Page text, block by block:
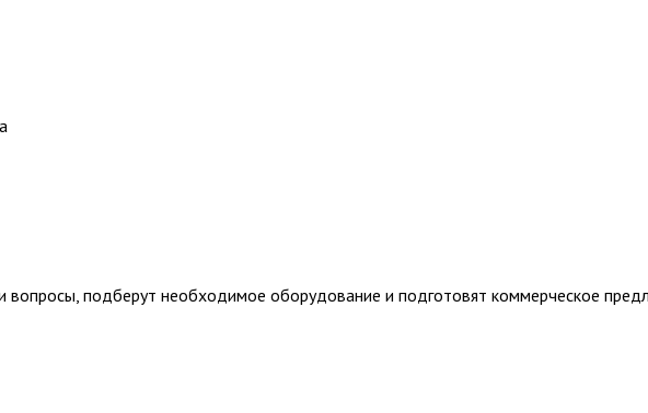
подберут необходимое оборудование и подготовят коммерческое